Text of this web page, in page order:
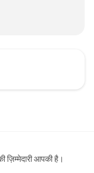
ज़िम्मेदारी आपकी है।